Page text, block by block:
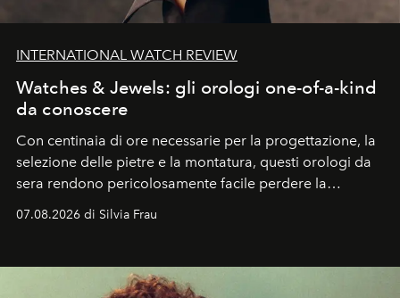
INTERNATIONAL WATCH REVIEW
Watches & Jewels: gli orologi one-of-a-kind
da conoscere
Con centinaia di ore necessarie per la progettazione, la
selezione delle pietre e la montatura, questi orologi da
sera rendono pericolosamente facile perdere la
cognizione del tempo. Ma con quadranti così
07.08.2026 di Silvia Frau